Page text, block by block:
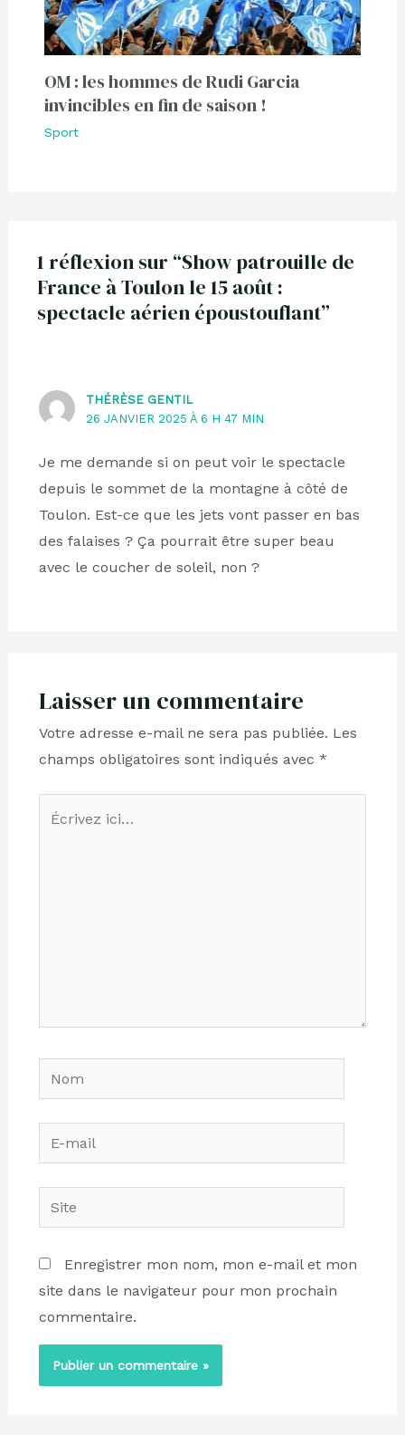
OM : les hommes de Rudi Garcia
invincibles en fin de saison !
Sport
1 réflexion sur “Show patrouille de
France à Toulon le 15 août :
spectacle aérien époustouflant”
THÉRÈSE GENTIL
26 JANVIER 2025 À 6 H 47 MIN
Je me demande si on peut voir le spectacle
depuis le sommet de la montagne à côté de
Toulon. Est-ce que les jets vont passer en bas
des falaises ? Ça pourrait être super beau
avec le coucher de soleil, non ?
Laisser un commentaire
Votre adresse e-mail ne sera pas publiée. Les
champs obligatoires sont indiqués avec *
Nom
E-
mail
Site
Enregistrer mon nom, mon e-mail et mon
site dans le navigateur pour mon prochain
commentaire.